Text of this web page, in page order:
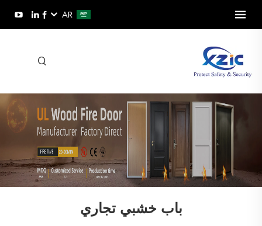
AR
باب خشبي تجاري